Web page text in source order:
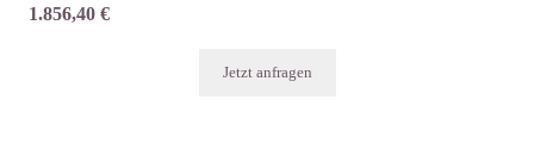
1.856,40 €
Jetzt anfragen